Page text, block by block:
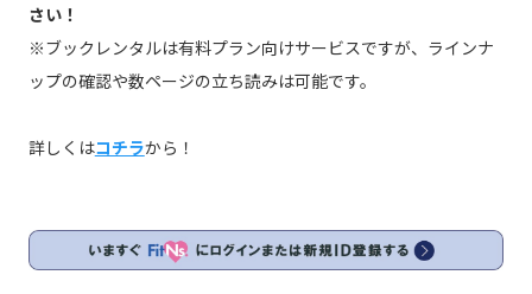
さい！
※ブックレンタルは有料プラン向けサービスですが、ラインナ
ップの確認や数ページの立ち読みは可能です。
詳しくはコチラから！